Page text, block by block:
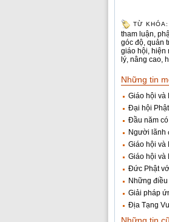
TỪ KHÓA:
tham luận,
góc độ, quản
giáo hội, hiện
lý, nâng cao,
Những tin
Giáo hội và
Đại hội
Đầu năm
Người lãnh
Giáo hội và
Giáo hội và
Đức Phật
Những
Giải pháp
Địa Tạng